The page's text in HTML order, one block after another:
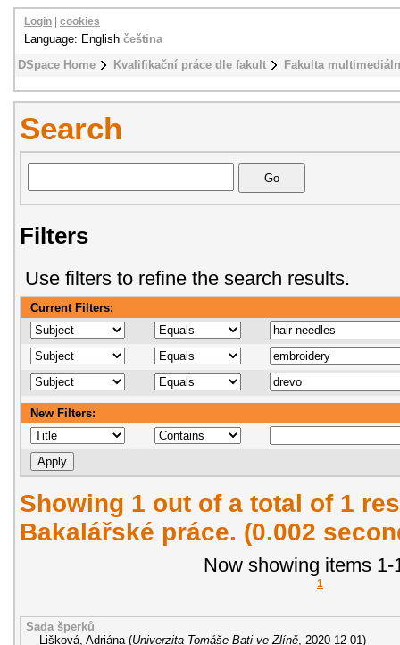
DSpace Home Kvalifikační práce dle fakult Fakulta
Login cookies
Language: English čeština
Search
Filters
Use filters to refine the search results.
Current Filters:
New Filters:
Showing 1 out of a total of 1
Bakalářské práce. (0.002
Now showing items 1-
1
Sada šperků
Lišková, Adriána (Univerzita Tomáše Bati ve Zlíně, 2020-12-01)